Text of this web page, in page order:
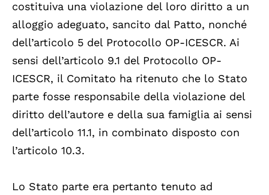
costituiva una violazione del loro diritto a un
alloggio adeguato, sancito dal Patto, nonché
dell’articolo 5 del Protocollo OP-ICESCR. Ai
sensi dell’articolo 9.1 del Protocollo OP-
ICESCR, il Comitato ha ritenuto che lo Stato
parte fosse responsabile della violazione del
diritto dell’autore e della sua famiglia ai sensi
dell’articolo 11.1, in combinato disposto con
l’articolo 10.3.
Lo Stato parte era pertanto tenuto ad